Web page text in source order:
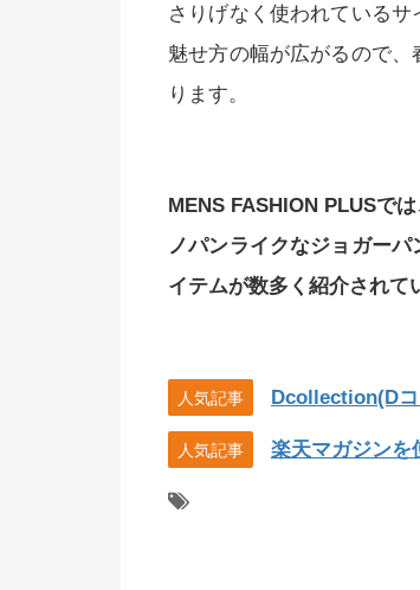
さりげなく使われている
魅せ方の幅が広がるので
ります。
MENS FASHION PLUSで
ノパンライクなジョガー
イテムが数多く紹介されて
人気記事 Dcollection(D
人気記事 楽天マガジンを